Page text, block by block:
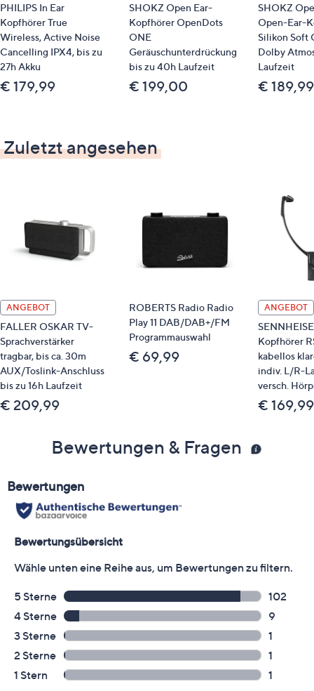
PHILIPS In Ear
Kopfhörer True
Wireless, Active Noise
Cancelling IPX4, bis zu
27h Akku
€ 179,99
SHOKZ Open Ear-
Kopfhörer OpenDots
ONE
Geräuschunterdrückung
bis zu 40h Laufzeit
€ 199,00
SHOKZ
Open-Ear-
Silikon Soft
Dolby
Laufzeit
€ 189,99
Zuletzt angesehen
ANGEBOT
FALLER OSKAR TV-
Sprachverstärker
tragbar, bis ca. 30m
AUX/Toslink-Anschluss
bis zu 16h Laufzeit
€ 209,99
ROBERTS Radio Radio
Play 11 DAB/DAB+/FM
Programmauswahl
€ 69,99
ANGEBOT
Kopfhörer
kabellos
indiv. L/R-
versch.
€ 169,99
Bewertungen & Fragen